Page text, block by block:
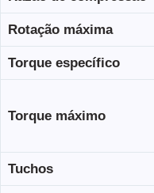
Rotação máxima
Torque específico
Torque máximo
Tuchos